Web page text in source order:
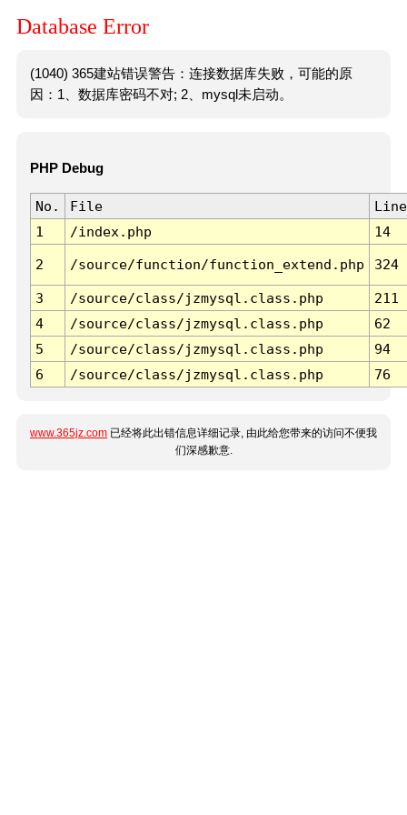
Database Error
(1040) 365建站错误警告：连接数据库失败，可能的原
因：1、数据库密码不对; 2、mysql未启动。
PHP Debug
No. File
Line
1
/index.php 14
2 /source/function/function_extend.php 324
3 /source/class/jzmysql.class.php
211
4
/source/class/jzmysql.class.php
62
5
/source/class/jzmysql.class.php
94
6
/source/class/jzmysql.class.php 76
www.365jz.com 已经将此出错信息详细记录, 由此给您带来的访问不便我
们深感歉意.